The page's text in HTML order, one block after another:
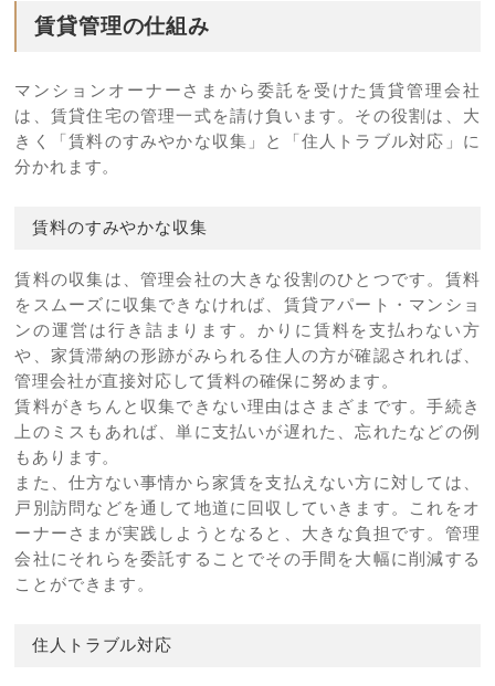
賃貸管理の仕組み
マンションオーナーさまから委託を受けた賃貸管理会社
は、賃貸住宅の管理一式を請け負います。その役割は、大
きく「賃料のすみやかな収集」と「住人トラブル対応」に
分かれます。
賃料のすみやかな収集
賃料の収集は、管理会社の大きな役割のひとつです。賃料
をスムーズに収集できなければ、賃貸アパート・マンショ
ンの運営は行き詰まります。かりに賃料を支払わない方
や、家賃滞納の形跡がみられる住人の方が確認されれば、
管理会社が直接対応して賃料の確保に努めます。
賃料がきちんと収集できない理由はさまざまです。手続き
上のミスもあれば、単に支払いが遅れた、忘れたなどの例
もあります。
また、仕方ない事情から家賃を支払えない方に対しては、
戸別訪問などを通して地道に回収していきます。これをオ
ーナーさまが実践しようとなると、大きな負担です。管理
会社にそれらを委託することでその手間を大幅に削減する
ことができます。
住人トラブル対応